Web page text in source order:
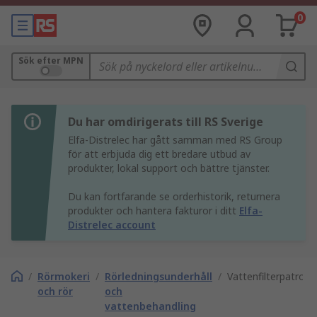
0
Sök efter MPN
Du har omdirigerats till RS Sverige
Elfa-Distrelec har gått samman med RS Group
för att erbjuda dig ett bredare utbud av
produkter, lokal support och bättre tjänster.
Du kan fortfarande se orderhistorik, returnera
produkter och hantera fakturor i ditt Elfa-
Distrelec account
/ Rörmokeri
och rör
/ Rörledningsunderhåll
och
vattenbehandling
/